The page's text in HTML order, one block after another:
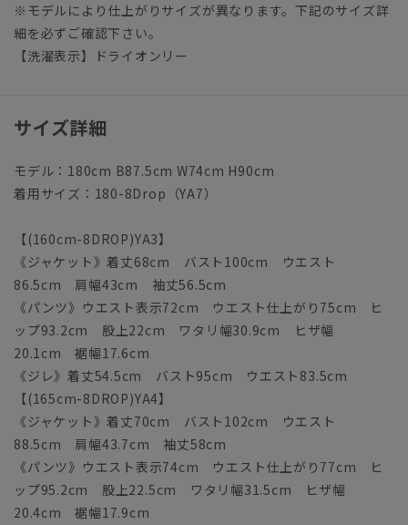
※モデルにより仕上がりサイズが異なります。下記のサイズ詳
細を必ずご確認下さい。
【洗濯表示】ドライオンリー
サイズ詳細
モデル：180cm B87.5cm W74cm H90cm
着用サイズ：180-8Drop（YA7）
【(160cm-8DROP)YA3】
《ジャケット》着丈68cm バスト100cm ウエスト
86.5cm 肩幅43cm 袖丈56.5cm
《パンツ》ウエスト表示72cm ウエスト仕上がり75cm ヒ
ップ93.2cm 股上22cm ワタリ幅30.9cm ヒザ幅
20.1cm 裾幅17.6cm
《ジレ》着丈54.5cm バスト95cm ウエスト83.5cm
【(165cm-8DROP)YA4】
《ジャケット》着丈70cm バスト102cm ウエスト
88.5cm 肩幅43.7cm 袖丈58cm
《パンツ》ウエスト表示74cm ウエスト仕上がり77cm ヒ
ップ95.2cm 股上22.5cm ワタリ幅31.5cm ヒザ幅
20.4cm 裾幅17.9cm